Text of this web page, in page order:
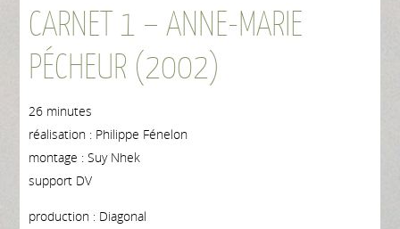
CARNET 1 – ANNE-MARIE
PÉCHEUR (2002)
26 minutes
réalisation : Philippe Fénelon
montage : Suy Nhek
support DV
production : Diagonal